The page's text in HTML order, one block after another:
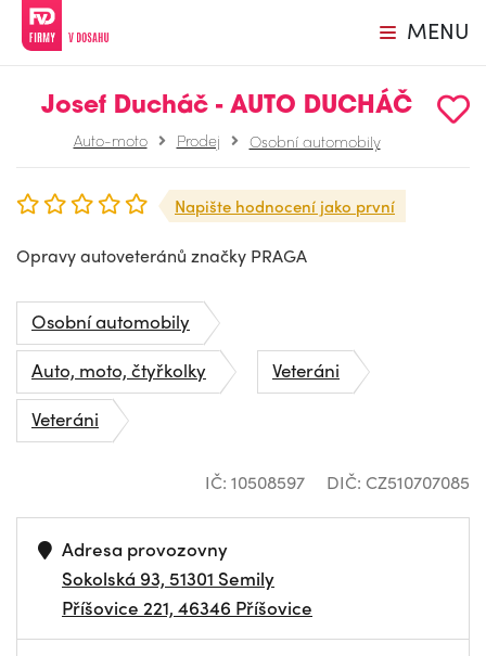
MENU
Josef Ducháč - AUTO DUCHÁČ
Auto-moto Prodej Osobní automobily
Napište hodnocení jako první
Opravy autoveteránů značky PRAGA
Osobní automobily
Auto, moto, čtyřkolky
Veteráni
Veteráni
IČ: 10508597 DIČ: CZ510707085
Adresa provozovny
Sokolská 93, 51301 Semily
Příšovice 221, 46346 Příšovice